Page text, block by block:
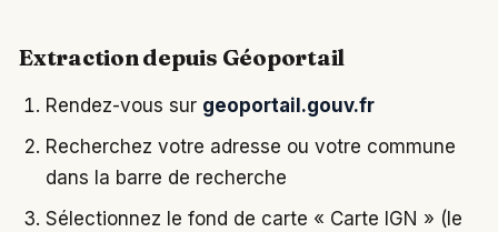
Extraction depuis Géoportail
Rendez-vous sur geoportail.gouv.fr
Recherchez votre adresse ou votre commune
dans la barre de recherche
Sélectionnez le fond de carte « Carte IGN » (le